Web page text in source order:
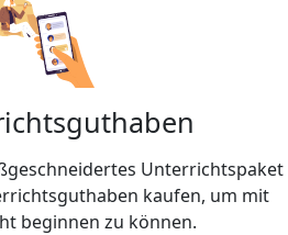
Unterrichtspaket
kaufen, um mit
beginnen zu können.